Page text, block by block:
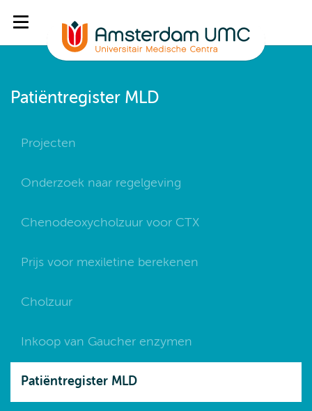
Patiëntregister MLD
Projecten
Onderzoek naar regelgeving
Chenodeoxycholzuur voor CTX
Prijs voor mexiletine berekenen
Cholzuur
Inkoop van Gaucher enzymen
Patiëntregister MLD